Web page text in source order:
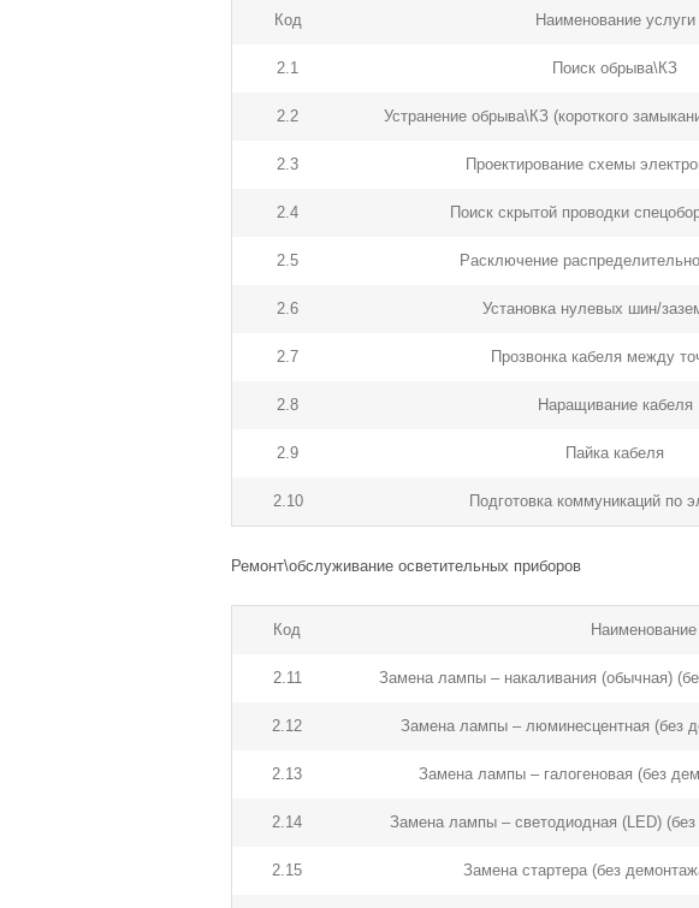
Код Наименование услуги
2.1 Поиск обрыва\КЗ
2.2 Устранение обрыва\КЗ (короткого
2.3 Проектирование схемы
2.4 Поиск скрытой проводки
2.5 Расключение
2.6 Установка нулевых шин/
2.7 Прозвонка кабеля между
2.8 Наращивание кабеля
2.9 Пайка кабеля
2.10 Подготовка коммуникаций по
Ремонт\обслуживание осветительных приборов
Код
2.11 Замена лампы – накаливания (обычная)
2.12 Замена лампы – люминесцентная (без
2.13 Замена лампы – галогеновая (без
2.14 Замена лампы – светодиодная (LED)
2.15 Замена стартера (без